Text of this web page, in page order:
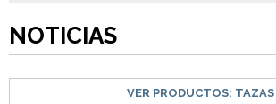
NOTICIAS
VER PRODUCTOS: TAZAS